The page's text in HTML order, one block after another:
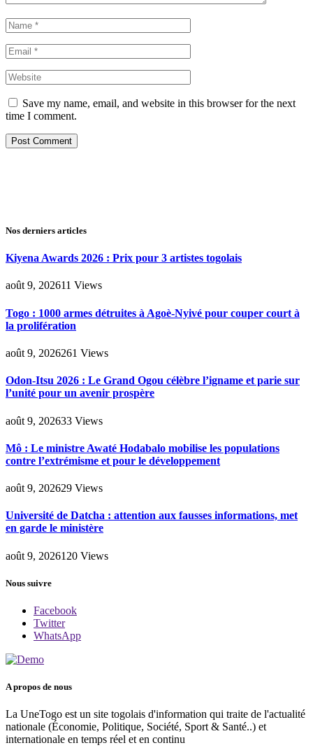
Save my name, email, and website in this browser for the next
time I comment.
Nos derniers articles
Kiyena Awards 2026 : Prix pour 3 artistes togolais
août 9, 202611 Views
Togo : 1000 armes détruites à Agoè-Nyivé pour couper court à
la prolifération
août 9, 2026261 Views
Odon-Itsu 2026 : Le Grand Ogou célèbre l’igname et parie sur
l’unité pour un avenir prospère
août 9, 202633 Views
Mô : Le ministre Awaté Hodabalo mobilise les populations
contre l’extrémisme et pour le développement
août 9, 202629 Views
Université de Datcha : attention aux fausses informations, met
en garde le ministère
août 9, 2026120 Views
Nous suivre
Facebook
Twitter
WhatsApp
A propos de nous
La UneTogo est un site togolais d'information qui traite de l'actualité
nationale (Économie, Politique, Société, Sport & Santé..) et
internationale en temps réel et en continu